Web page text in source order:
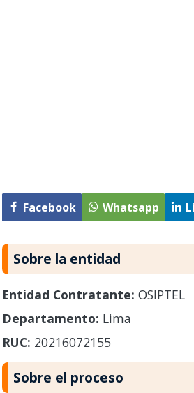
Facebook Whatsapp
Sobre la entidad
Entidad Contratante: OSIPTEL
Departamento: Lima
RUC: 20216072155
Sobre el proceso